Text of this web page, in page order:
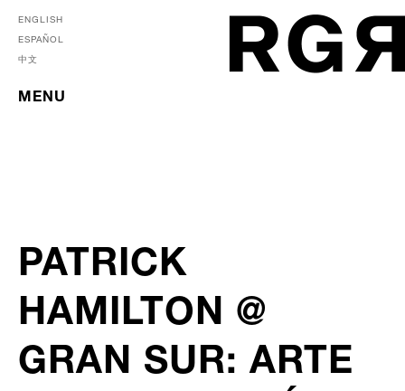
ENGLISH
ESPAÑOL
中文
MENU
PATRICK
HAMILTON @
GRAN SUR: ARTE